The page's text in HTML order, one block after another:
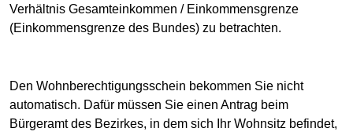
Verhältnis Gesamteinkommen / Einkommensgrenze
(Einkommensgrenze des Bundes) zu betrachten.
Den Wohnberechtigungsschein bekommen Sie nicht
automatisch. Dafür müssen Sie einen Antrag beim
Bürgeramt des Bezirkes, in dem sich Ihr Wohnsitz befindet,